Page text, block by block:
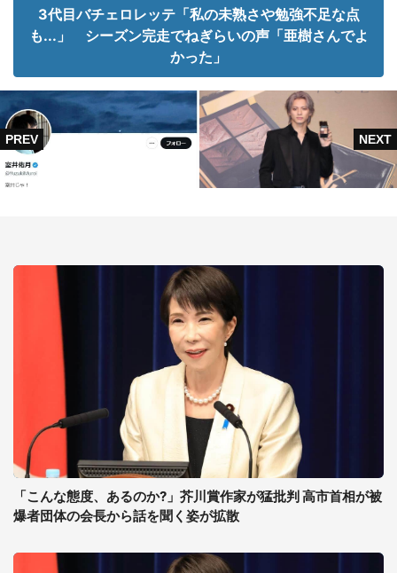
3代目バチェロレッテ「私の未熟さや勉強不足な点
も...」 シーズン完走でねぎらいの声「亜樹さんでよ
かった」
「こんな態度、あるのか?」芥川賞作家が猛批判 高市首相が被
爆者団体の会長から話を聞く姿が拡散